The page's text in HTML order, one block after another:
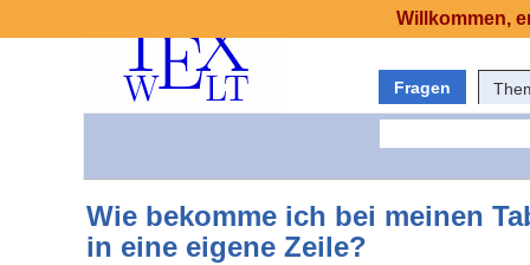
Fragen
Wie bekomme ich bei meinen
in eine eigene Zeile?
Willkommen,